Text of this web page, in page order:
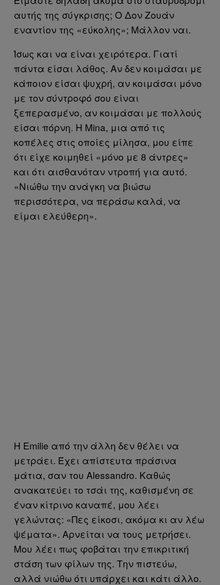
αυτής της σύγκρισης; Ο Δον Ζουάν
εναντίον της «εύκολης»; Μάλλον ναι.
Ίσως και να είναι χειρότερα. Γιατί
πάντα είσαι λάθος. Αν δεν κοιμάσαι με
κάποιον είσαι ψυχρή, αν κοιμάσαι μόνο
με τον σύντροφό σου είναι
ξεπερασμένο, αν κοιμάσαι με πολλούς
είσαι πόρνη. Η Mina, μια από τις
κοπέλες στις οποίες μίλησα, μου είπε
ότι είχε κοιμηθεί «μόνο με 8 άντρες»
και ότι αισθανόταν ντροπή για αυτό.
«Νιώθω την ανάγκη να βιώσω
περισσότερα, να περάσω καλά, να
είμαι ελεύθερη».
Η Emilie από την άλλη δεν θέλει να
μετράει. Έχει απίστευτα πράσινα
μάτια, σαν του Alessandro. Καθώς
ανακατεύει το τσάι της, καθισμένη σε
έναν κίτρινο καναπέ, μου λέει
γελώντας: «Πες είκοσι, ακόμα κι αν λέω
ψέματα». Αρνείται να τους μετρήσει.
Μου λέει πως φοβάται την επικριτική
στάση των φίλων της. Την πιστεύω,
αλλά νιώθω ότι υπάρχει και κάτι άλλο.